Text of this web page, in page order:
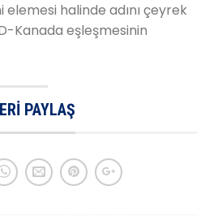
elemesi halinde adını çeyrek
Kanada eşleşmesinin
PAYLAŞ